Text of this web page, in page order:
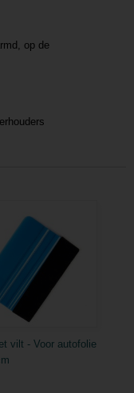
op de
vilt - Voor autofolie